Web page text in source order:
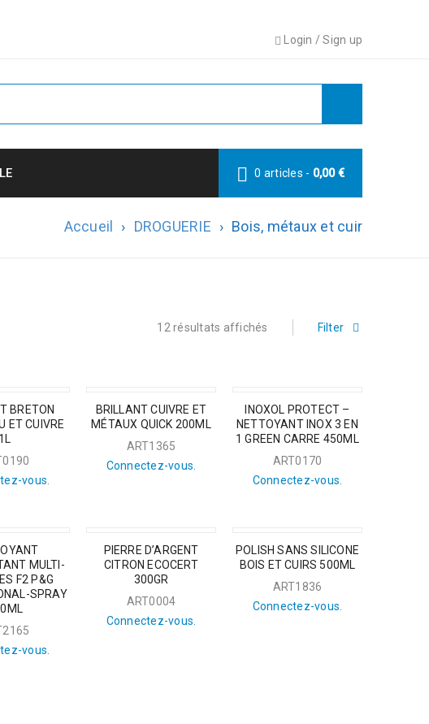
Login /Sign up
0 articles - 0,00€
Accueil › DROGUERIE › Bois, métaux et cuir
Filter
12 résultats affichés
BRETON
ET CUIVRE
1L
vous.
BRILLANT CUIVRE ET
MÉTAUX QUICK 200ML
ART1365
Connectez-vous.
INOXOL PROTECT –
NETTOYANT INOX 3 EN
1 GREEN CARRE 450ML
ART0170
Connectez-vous.
MULTI-
F2 P&G
SPRAY
vous.
PIERRE D’ARGENT
CITRON ECOCERT
300GR
ART0004
Connectez-vous.
POLISH SANS SILICONE
BOIS ET CUIRS 500ML
ART1836
Connectez-vous.